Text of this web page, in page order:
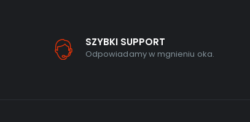
SZYBKI SUPPORT
Odpowiadamy w mgnieniu oka.